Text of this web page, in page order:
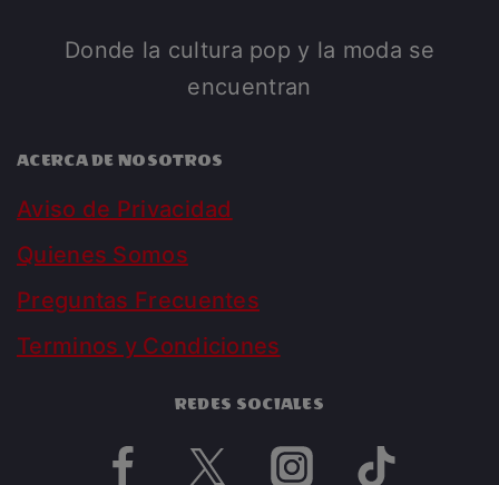
Donde la cultura pop y la moda se
encuentran
ACERCA DE NOSOTROS
Aviso de Privacidad
Quienes Somos
Preguntas Frecuentes
Terminos y Condiciones
REDES SOCIALES